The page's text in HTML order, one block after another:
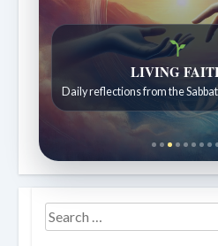
LIVING
Daily reflections from the